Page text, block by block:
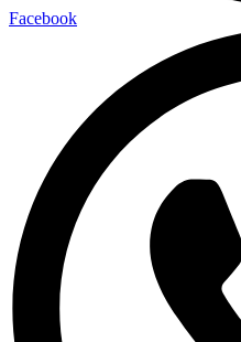
Facebook